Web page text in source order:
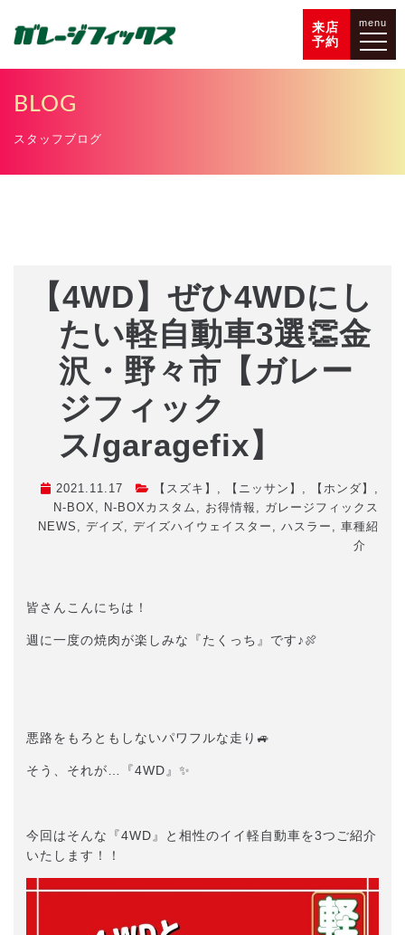
来店
予約
menu
BLOG
スタッフブログ
【4WD】ぜひ4WDにし
たい軽自動車3選👏金
沢・野々市【ガレー
ジフィック
ス/garagefix】
2021.11.17 【スズキ】 , 【ニッサン】 , 【ホンダ】 ,
N-BOX , N-BOXカスタム , お得情報 , ガレージフィックス
NEWS , デイズ, デイズハイウェイスター , ハスラー , 車種紹
介
皆さんこんにちは！
週に一度の焼肉が楽しみな『たくっち』です♪🍖
悪路をもろともしないパワフルな走り🚙
そう、それが…『4WD』✨
今回はそんな『4WD』と相性のイイ軽自動車を3つご紹介
いたします！！